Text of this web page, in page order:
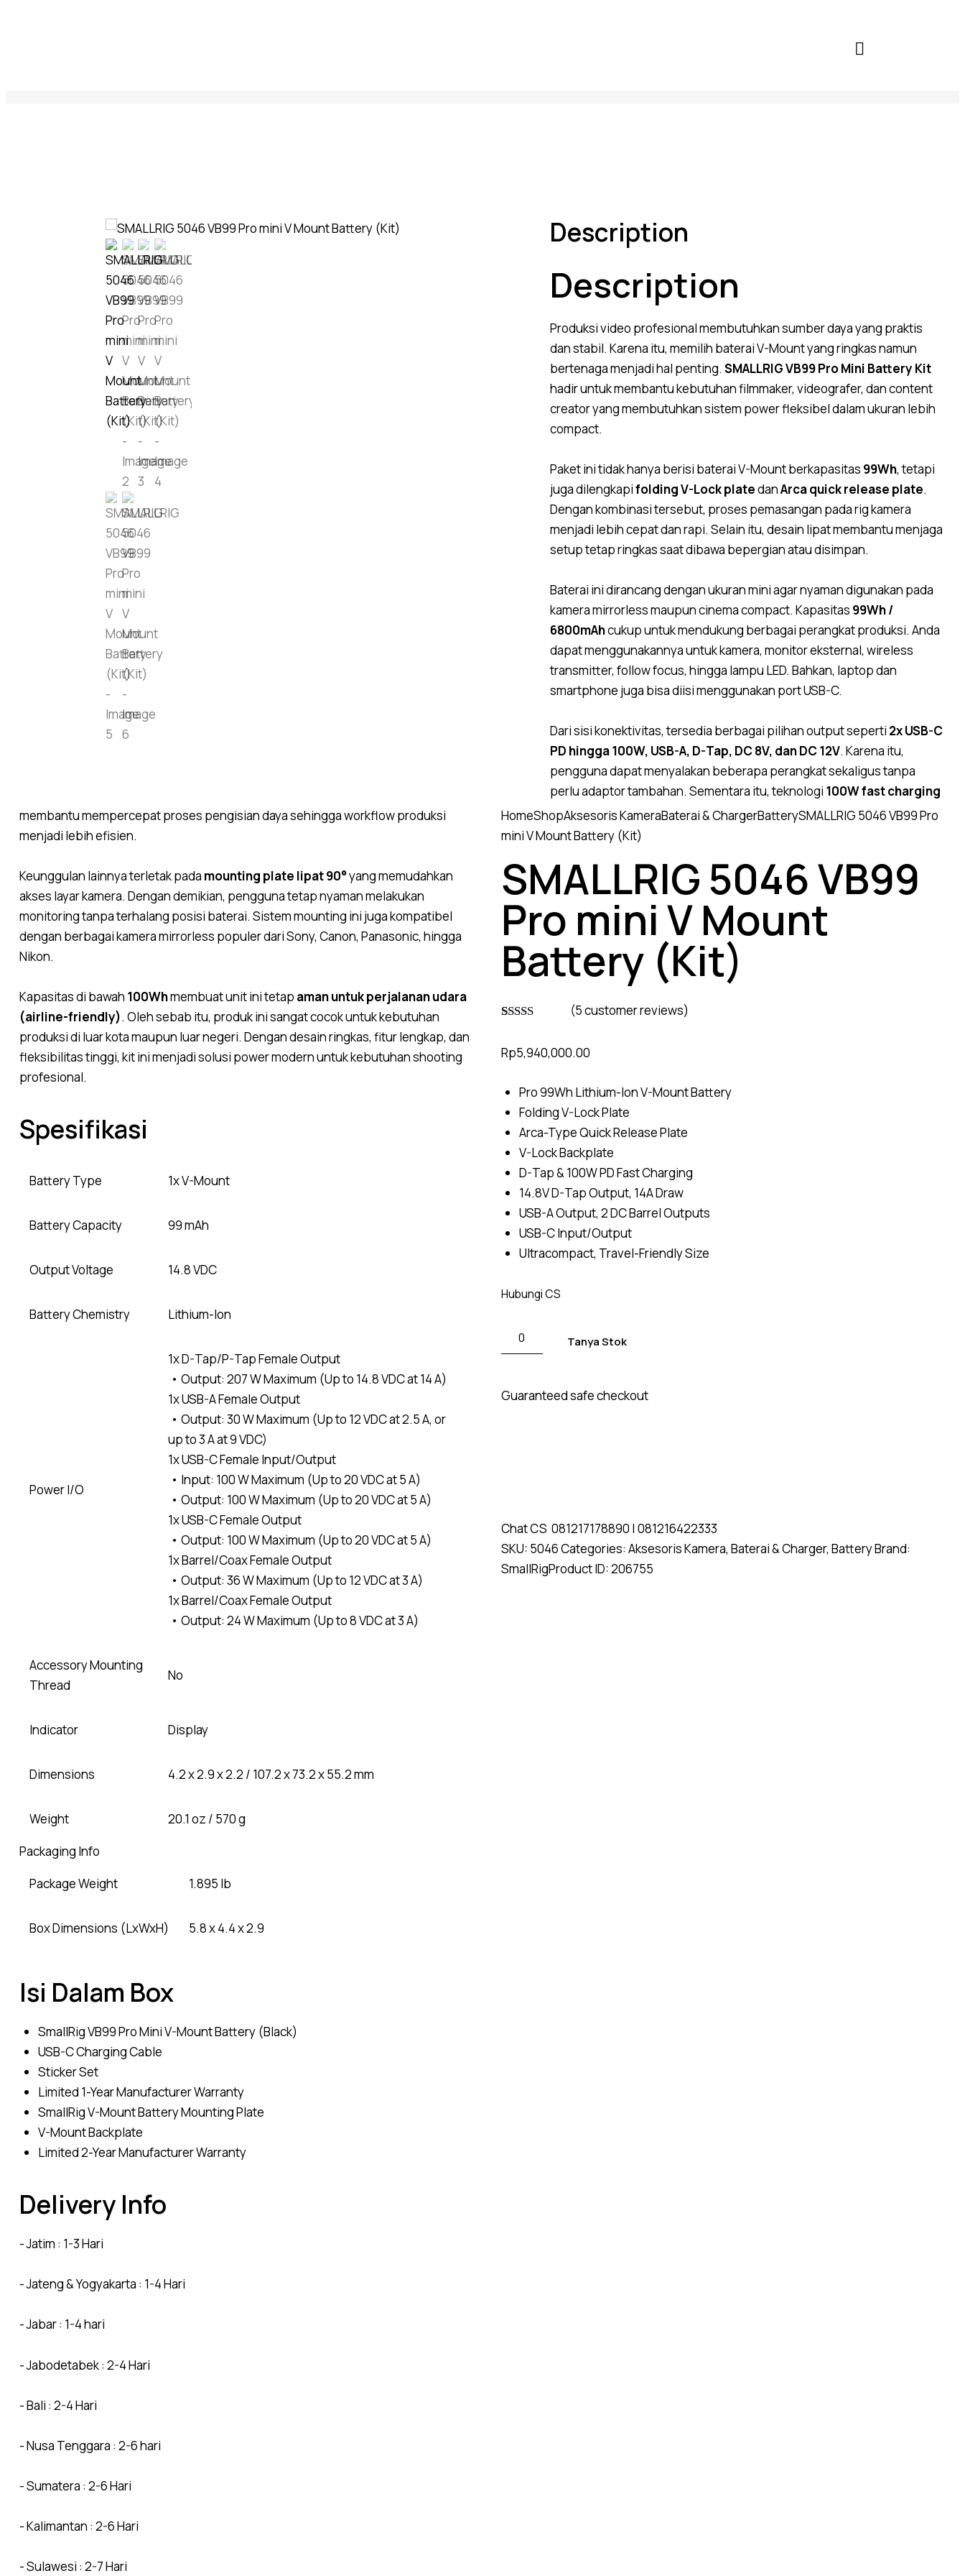
HomeShopAksesoris KameraBaterai & ChargerBatterySMALLRIG 5046 VB99 Pro
mini V Mount Battery (Kit)
SMALLRIG 5046 VB99
Pro mini V Mount
Battery (Kit)
based on
(5customer reviews)
Rp5,940,000.00
Pro 99Wh Lithium-Ion V-Mount Battery
Folding V-Lock Plate
Arca-Type Quick Release Plate
V-Lock Backplate
D-Tap & 100W PD Fast Charging
14.8V D-Tap Output, 14A Draw
USB-A Output, 2 DC Barrel Outputs
USB-C Input/Output
Ultracompact, Travel-Friendly Size
Hubungi CS
Tanya Stok
Guaranteed safe checkout
Chat CS 081217178890 | 081216422333
SKU: 5046Categories: Aksesoris Kamera, Baterai & Charger, BatteryBrand:
SmallRigProduct ID:206755
Description
Description
Produksi video profesional membutuhkan sumber daya yang praktis
dan stabil. Karena itu, memilih baterai V-Mount yang ringkas namun
bertenaga menjadi hal penting.SMALLRIG VB99 Pro Mini Battery Kit
hadir untuk membantu kebutuhan filmmaker, videografer, dan content
creator yang membutuhkan sistem power fleksibel dalam ukuran lebih
compact.
Paket ini tidak hanya berisi baterai V-Mount berkapasitas 99Wh, tetapi
juga dilengkapifolding V-Lock platedanArca quick release plate.
Dengan kombinasi tersebut, proses pemasangan pada rig kamera
menjadi lebih cepat dan rapi. Selain itu, desain lipat membantu menjaga
setup tetap ringkas saat dibawa bepergian atau disimpan.
Baterai ini dirancang dengan ukuran mini agar nyaman digunakan pada
kamera mirrorless maupun cinema compact. Kapasitas 99Wh /
6800mAhcukup untuk mendukung berbagai perangkat produksi. Anda
dapat menggunakannya untuk kamera, monitor eksternal, wireless
transmitter, follow focus, hingga lampu LED. Bahkan, laptop dan
smartphone juga bisa diisi menggunakan port USB-C.
Dari sisi konektivitas, tersedia berbagai pilihan output seperti 2x USB-C
PD hingga 100W, USB-A, D-Tap, DC 8V, dan DC 12V. Karena itu,
pengguna dapat menyalakan beberapa perangkat sekaligus tanpa
perlu adaptor tambahan. Sementara itu, teknologi 100W fast charging
membantu mempercepat proses pengisian daya sehingga workflow produksi
menjadi lebih efisien.
Keunggulan lainnya terletak pada mounting plate lipat 90°yang memudahkan
akses layar kamera. Dengan demikian, pengguna tetap nyaman melakukan
monitoring tanpa terhalang posisi baterai. Sistem mounting ini juga kompatibel
dengan berbagai kamera mirrorless populer dari Sony, Canon, Panasonic, hingga
Nikon.
Kapasitas di bawah 100Whmembuat unit ini tetap aman untuk perjalanan udara
(airline-friendly). Oleh sebab itu, produk ini sangat cocok untuk kebutuhan
produksi di luar kota maupun luar negeri. Dengan desain ringkas, fitur lengkap, dan
fleksibilitas tinggi, kit ini menjadi solusi power modern untuk kebutuhan shooting
profesional.
Spesifikasi
Battery Type 1x V-Mount
Battery Capacity 99 mAh
Output Voltage 14.8 VDC
Battery Chemistry Lithium-Ion
Power I/O
1x D-Tap/P-Tap Female Output
• Output: 207 W Maximum (Up to 14.8 VDC at 14 A)
1x USB-A Female Output
• Output: 30 W Maximum (Up to 12 VDC at 2.5 A, or
up to 3 A at 9 VDC)
1x USB-C Female Input/Output
• Input: 100 W Maximum (Up to 20 VDC at 5 A)
• Output: 100 W Maximum (Up to 20 VDC at 5 A)
1x USB-C Female Output
• Output: 100 W Maximum (Up to 20 VDC at 5 A)
1x Barrel/Coax Female Output
• Output: 36 W Maximum (Up to 12 VDC at 3 A)
1x Barrel/Coax Female Output
• Output: 24 W Maximum (Up to 8 VDC at 3 A)
Accessory Mounting
Thread
No
Indicator Display
Dimensions 4.2 x 2.9 x 2.2 / 107.2 x 73.2 x 55.2 mm
Weight
20.1 oz / 570 g
Packaging Info
Package Weight
1.895 lb
Box Dimensions (LxWxH) 5.8 x 4.4 x 2.9
Isi Dalam Box
SmallRig VB99 Pro Mini V-Mount Battery (Black)
USB-C Charging Cable
Sticker Set
Limited 1-Year Manufacturer Warranty
SmallRig V-Mount Battery Mounting Plate
V-Mount Backplate
Limited 2-Year Manufacturer Warranty
Delivery Info
- Jatim : 1-3 Hari
- Jateng & Yogyakarta : 1-4 Hari
- Jabar : 1-4 hari
- Jabodetabek : 2-4 Hari
- Bali : 2-4 Hari
- Nusa Tenggara : 2-6 hari
- Sumatera : 2-6 Hari
- Kalimantan : 2-6 Hari
- Sulawesi : 2-7 Hari